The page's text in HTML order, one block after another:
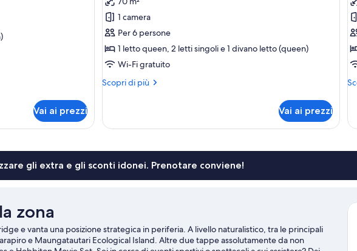
Vai ai prezzi
Camera
Superior,
non
fumatori,
cucina
(Two
1 camera
Per 6 persone
1 letto queen, 2 letti singoli e 1 divano letto (queen)
Wi-Fi gratuito
Scopri di più
Altri
Superior,
(Two
Bedroom
Vai ai prezzi
1
gli extra e gli sconti idonei. Prenotare conviene!
zona
e vanta una posizione strategica in periferia. A livello naturalistico, tra le principali
e Maungatautari Ecological Island. Altre due tappe assolutamente da non